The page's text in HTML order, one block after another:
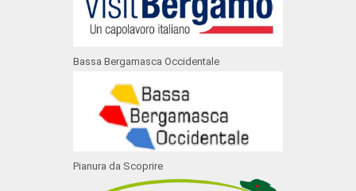
Bassa Bergamasca Occidentale
Pianura da Scoprire